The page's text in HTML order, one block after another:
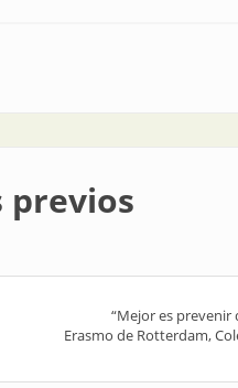
de iluminación
previos
“Mejor es prevenir
Erasmo de Rotterdam,